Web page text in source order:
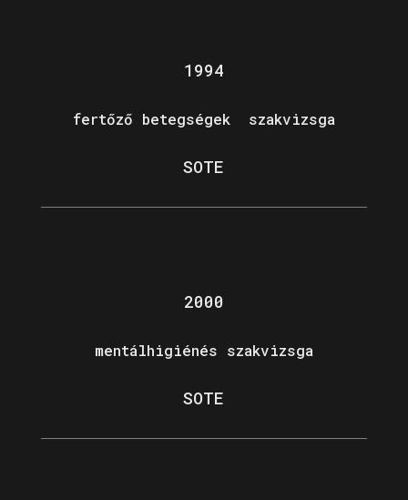
1994
fertőző betegségek szakvizsga
SOTE
2000
mentálhigiénés szakvizsga
SOTE